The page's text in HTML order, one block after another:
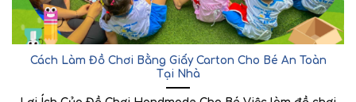
Cách Làm Đồ Chơi Bằng Giấy Carton Cho Bé An Toàn
Tại Nhà